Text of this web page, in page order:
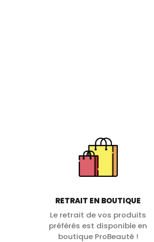
RETRAIT EN BOUTIQUE
Le retrait de vos produits
préférés est disponible en
boutique ProBeauté !